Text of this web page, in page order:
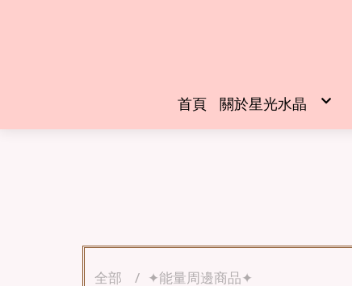
首頁 關於星光水晶
全部 ✦能量周邊商品✦